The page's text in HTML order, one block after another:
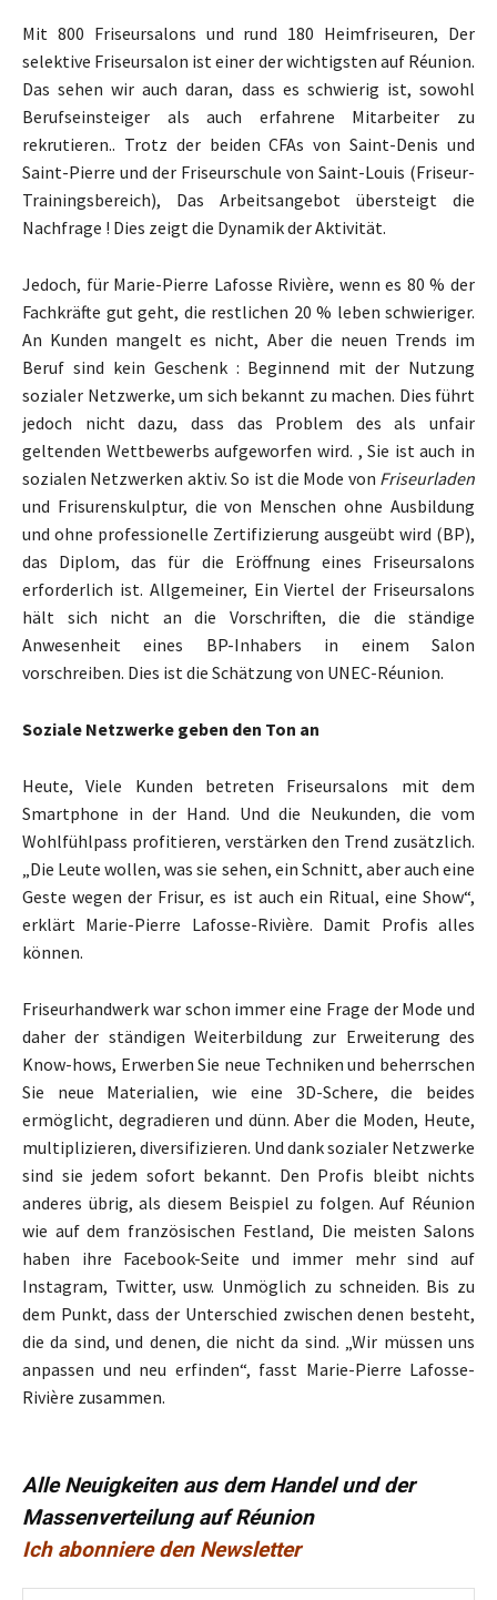
Mit 800 Friseursalons und rund 180 Heimfriseuren, Der
selektive Friseursalon ist einer der wichtigsten auf Réunion.
Das sehen wir auch daran, dass es schwierig ist, sowohl
Berufseinsteiger als auch erfahrene Mitarbeiter zu
rekrutieren.. Trotz der beiden CFAs von Saint-Denis und
Saint-Pierre und der Friseurschule von Saint-Louis (Friseur-
Trainingsbereich), Das Arbeitsangebot übersteigt die
Nachfrage ! Dies zeigt die Dynamik der Aktivität.
Jedoch, für Marie-Pierre Lafosse Rivière, wenn es 80 % der
Fachkräfte gut geht, die restlichen 20 % leben schwieriger.
An Kunden mangelt es nicht, Aber die neuen Trends im
Beruf sind kein Geschenk : Beginnend mit der Nutzung
sozialer Netzwerke, um sich bekannt zu machen. Dies führt
jedoch nicht dazu, dass das Problem des als unfair
geltenden Wettbewerbs aufgeworfen wird. , Sie ist auch in
sozialen Netzwerken aktiv. So ist die Mode von Friseurladen
und Frisurenskulptur, die von Menschen ohne Ausbildung
und ohne professionelle Zertifizierung ausgeübt wird (BP),
das Diplom, das für die Eröffnung eines Friseursalons
erforderlich ist. Allgemeiner, Ein Viertel der Friseursalons
hält sich nicht an die Vorschriften, die die ständige
Anwesenheit eines BP-Inhabers in einem Salon
vorschreiben. Dies ist die Schätzung von UNEC-Réunion.
Soziale Netzwerke geben den Ton an
Heute, Viele Kunden betreten Friseursalons mit dem
Smartphone in der Hand. Und die Neukunden, die vom
Wohlfühlpass profitieren, verstärken den Trend zusätzlich.
„Die Leute wollen, was sie sehen, ein Schnitt, aber auch eine
Geste wegen der Frisur, es ist auch ein Ritual, eine Show“,
erklärt Marie-Pierre Lafosse-Rivière. Damit Profis alles
können.
Friseurhandwerk war schon immer eine Frage der Mode und
daher der ständigen Weiterbildung zur Erweiterung des
Know-hows, Erwerben Sie neue Techniken und beherrschen
Sie neue Materialien, wie eine 3D-Schere, die beides
ermöglicht, degradieren und dünn. Aber die Moden, Heute,
multiplizieren, diversifizieren. Und dank sozialer Netzwerke
sind sie jedem sofort bekannt. Den Profis bleibt nichts
anderes übrig, als diesem Beispiel zu folgen. Auf Réunion
wie auf dem französischen Festland, Die meisten Salons
haben ihre Facebook-Seite und immer mehr sind auf
Instagram, Twitter, usw. Unmöglich zu schneiden. Bis zu
dem Punkt, dass der Unterschied zwischen denen besteht,
die da sind, und denen, die nicht da sind. „Wir müssen uns
anpassen und neu erfinden“, fasst Marie-Pierre Lafosse-
Rivière zusammen.
Alle Neuigkeiten aus dem Handel und der
Massenverteilung auf Réunion
Ich abonniere den Newsletter